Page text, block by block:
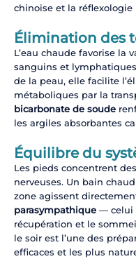
chinoise et la réflexologie
Élimination des
L’eau chaude favorise la
sanguins et
de la peau, elle facilite
métaboliques par la
bicarbonate de soude
les argiles absorbantes
Équilibre du
Les pieds concentrent
nerveuses. Un bain
zone agissent
parasympathique— celui
récupération et le
le soir est l’une des
efficaces et les plus